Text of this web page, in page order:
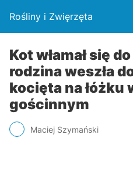
Rośliny i Zwięrzęta
Kot włamał się
rodzina weszła
kocięta na łóżku
gościnnym
Maciej Szymański